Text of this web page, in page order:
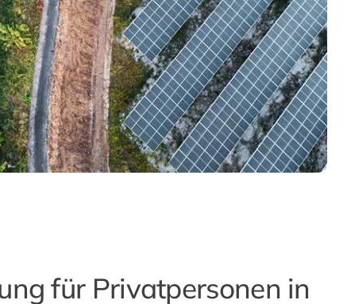
für Privatpersonen in